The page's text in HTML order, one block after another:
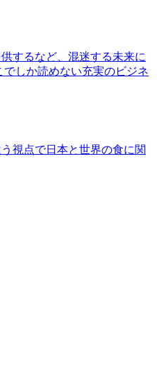
するなど、混迷する未来に
しか読めない充実のビジネ
視点で日本と世界の食に関